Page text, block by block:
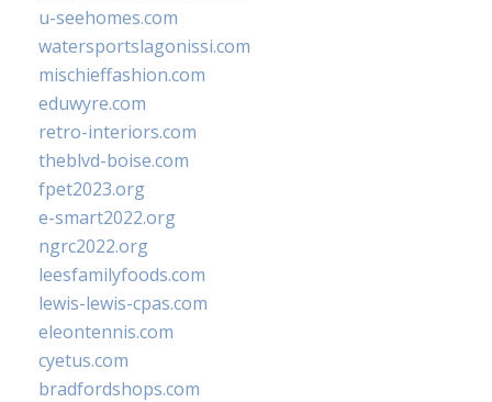
u-seehomes.com
watersportslagonissi.com
mischieffashion.com
eduwyre.com
retro-interiors.com
theblvd-boise.com
fpet2023.org
e-smart2022.org
ngrc2022.org
leesfamilyfoods.com
lewis-lewis-cpas.com
eleontennis.com
cyetus.com
bradfordshops.com